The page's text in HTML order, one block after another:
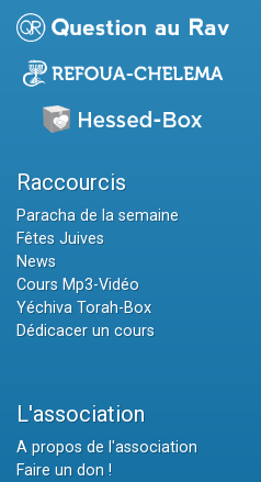
Raccourcis
Paracha de la semaine
Fêtes Juives
News
Cours Mp3-Vidéo
Yéchiva Torah-Box
Dédicacer un cours
L'association
A propos de l'association
Faire un don !